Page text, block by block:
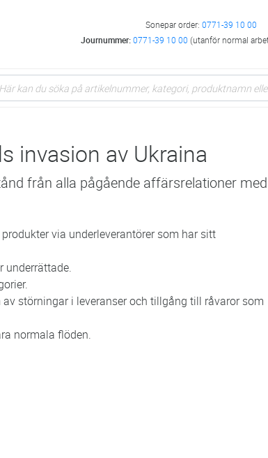
Sonepar order: 0771-39 10 00
Journummer:0771-39 10 00 (utanför normal
invasion av Ukraina
från alla pågående affärsrelationer med
via underleverantörer som har sitt
underrättade.
störningar i leveranser och tillgång till råvaror som
normala flöden.